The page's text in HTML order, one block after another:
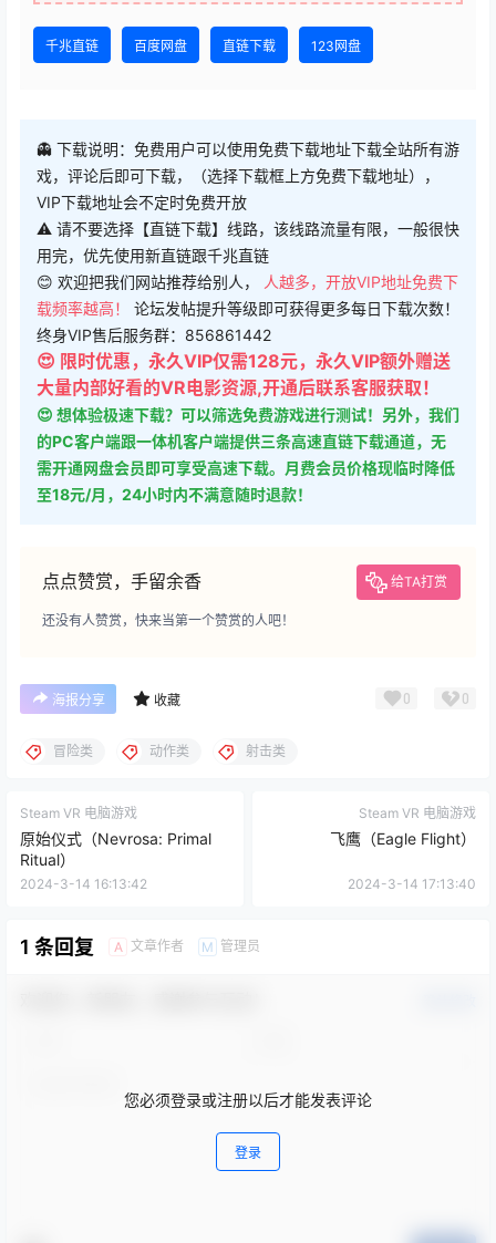
千兆直链 百度网盘 直链下载 123网盘
👻 下载说明：免费用户可以使用免费下载地址下载全站所有游
戏，评论后即可下载，（选择下载框上方免费下载地址），
VIP下载地址会不定时免费开放
⚠ 请不要选择【直链下载】线路，该线路流量有限，一般很快
用完，优先使用新直链跟千兆直链
😊 欢迎把我们网站推荐给别人，
人越多，开放VIP地址免费下
载频率越高！ 论坛发帖提升等级即可获得更多每日下载次数！
终身VIP售后服务群：856861442
😍 限时优惠，永久VIP仅需128元，永久VIP额外赠送
大量内部好看的VR电影资源,开通后联系客服获取！
😍 想体验极速下载？可以筛选免费游戏进行测试！另外，我们
的PC客户端跟一体机客户端提供三条高速直链下载通道，无
需开通网盘会员即可享受高速下载。月费会员价格现临时降低
至18元/月，24小时内不满意随时退款！
点点赞赏，手留余香 给TA打赏
还没有人赞赏，快来当第一个赞赏的人吧！
海报分享 收藏 0 0
冒险类 动作类 射击类
Steam VR 电脑游戏
原始仪式（Nevrosa: Primal
Ritual）
2024-3-14 16:13:42
Steam VR 电脑游戏
飞鹰（Eagle Flight）
2024-3-14 17:13:40
1 条回复 A 文章作者 M 管理员
您必须登录或注册以后才能发表评论
登录